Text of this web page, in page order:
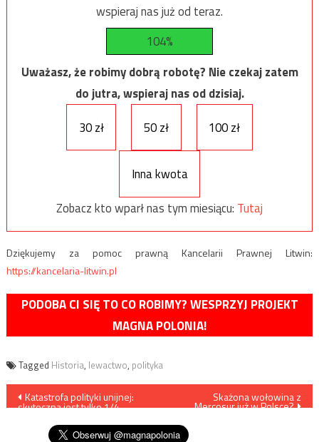
wspieraj nas już od teraz.
104%
Uważasz, że robimy dobrą robotę? Nie czekaj zatem
do jutra, wspieraj nas od dzisiaj.
30 zł
50 zł 100 zł
Inna kwota
Zobacz kto wparł nas tym miesiącu: Tutaj
Dziękujemy za pomoc prawną Kancelarii Prawnej Litwin:
https://kancelaria-litwin.pl
PODOBA CI SIĘ TO CO ROBIMY? WESPRZYJ PROJEKT
MAGNA POLONIA!
Tagged Historia, lewactwo, polityka
Nawigacja
wpisu
Katastrofa polityki unijnej:
skuteczna jest tylko 1/4
Skażona wołowina z
Mercosur już w Polsce?